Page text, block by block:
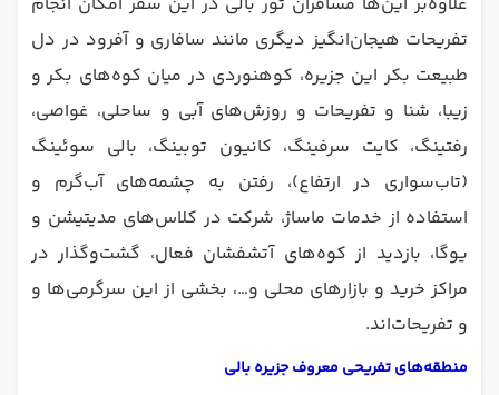
تفریحات هیجان‌انگیز دیگری مانند سافاری و آفرود در دل
طبیعت بکر این جزیره، کوهنوردی در میان کوه‌های بکر و
زیبا، شنا و تفریحات و روزش‌های آبی و ساحلی، غواصی،
رفتینگ، کایت سرفینگ، کانیون توبینگ، بالی سوئینگ
(تاب‌سواری در ارتفاع)، رفتن به چشمه‌های آب‌گرم و
استفاده از خدمات ماساژ، شرکت در کلاس‌های مدیتیشن و
یوگا، بازدید از کوه‌های آتشفشان فعال، گشت‌وگذار در
مراکز خرید و بازارهای محلی و…، بخشی از این سرگرمی‌ها و
و تفریحات‌اند.
منطقه‌های تفریحی معروف جزیره بالی